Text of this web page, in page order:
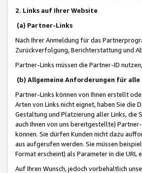
2. Links auf Ihrer Website
(a) Partner-Links
Nach Ihrer Anmeldung für das
Zurückverfolgung, Berichterstattung und
Partner-Links müssen die Partner-ID
(b) Allgemeine Anforderungen für
Partner-Links können von Ihnen erstellt
Arten von Links nicht eignet, haben Sie die
Gestaltung und Platzierung aller Links, die
auch Ihnen von uns bereitgestellte)
können. Sie dürfen Kunden nicht dazu
aus aufgerufen werden. Sie müssen
Format erscheint) als Parameter in die
Auf Ihren Wunsch, jedoch vorbehaltlich